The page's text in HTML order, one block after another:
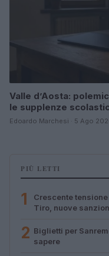
Valle d’Aosta:
le supplenze
Edoardo Marchesi · 5 Ago
PIÙ LETTI
1
Crescente
Tiro, nuove
2 Biglietti per
sapere